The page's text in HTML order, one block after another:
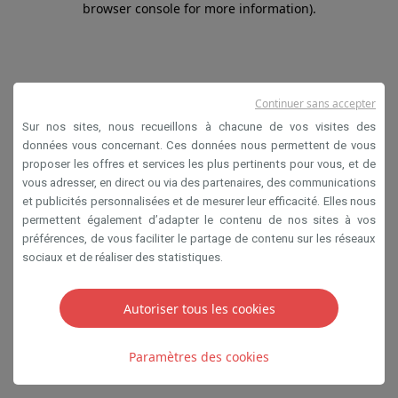
browser console for more information).
Sur nos sites, nous recueillons à chacune de vos visites des
données vous concernant. Ces données nous permettent de vous
proposer les offres et services les plus pertinents pour vous, et de
vous adresser, en direct ou via des partenaires, des communications
et publicités personnalisées et de mesurer leur efficacité. Elles nous
permettent également d’adapter le contenu de nos sites à vos
préférences, de vous faciliter le partage de contenu sur les réseaux
sociaux et de réaliser des statistiques.
Autoriser tous les cookies
Paramètres des cookies
Continuer sans accepter